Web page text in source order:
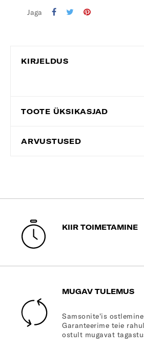
Jaga
KIRJELDUS
TOOTE ÜKSIKASJAD
ARVUSTUSED
KIIR TOIMETAMINE
MUGAV TULEMUS
Samsonite'is
Garanteerime teie
ostult mugavat